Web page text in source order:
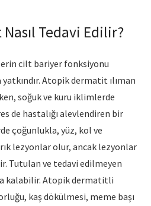
Tedavi Edilir?
cilt bariyer fonksiyonu
Atopik dermatit ılıman
soğuk ve kuru iklimlerde
de hastalığı alevlendiren bir
çoğunlukla, yüz, kol ve
lezyonlar olur, ancak lezyonlar
Tutulan ve tedavi edilmeyen
kalabilir. Atopik dermatitli
kaş dökülmesi, meme başı